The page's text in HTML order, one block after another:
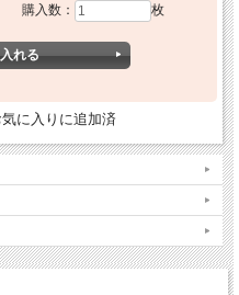
購入数： 枚
気に入りに追加済